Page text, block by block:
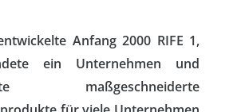
Anfang 2000 RIFE 1,
ein Unternehmen und
maßgeschneiderte